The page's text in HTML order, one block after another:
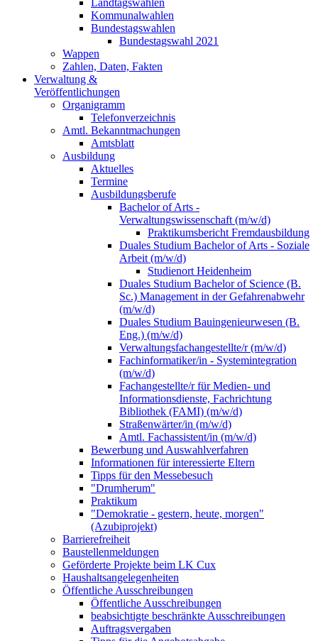
Landtagswahlen
Kommunalwahlen
Bundestagswahlen
Bundestagswahl 2021
Wappen
Zahlen, Daten, Fakten
Verwaltung &
Veröffentlichungen
Organigramm
Telefonverzeichnis
Amtl. Bekanntmachungen
Amtsblatt
Ausbildung
Aktuelles
Termine
Ausbildungsberufe
Bachelor of Arts -
Verwaltungswissenschaft (m/w/d)
Praktikumsbericht Fremdausbildung
Duales Studium Bachelor of Arts - Soziale
Arbeit (m/w/d)
Studienort Heidenheim
Duales Studium Bachelor of Science (B.
Sc.) Management in der Gefahrenabwehr
(m/w/d)
Duales Studium Bauingenieurwesen (B.
Eng.) (m/w/d)
Verwaltungsfachangestellte/r (m/w/d)
Fachinformatiker/in - Systemintegration
(m/w/d)
Fachangestellte/r für Medien- und
Informationsdienste, Fachrichtung
Bibliothek (FAMI) (m/w/d)
Straßenwärter/in (m/w/d)
Amtl. Fachassistent/in (m/w/d)
Bewerbung und Auswahlverfahren
Informationen für interessierte Eltern
Tipps für den Messebesuch
"Drumherum"
Praktikum
"Demokratie - gestern, heute, morgen"
(Azubiprojekt)
Barrierefreiheit
Baustellenmeldungen
Geförderte Projekte beim LK Cux
Haushaltsangelegenheiten
Öffentliche Ausschreibungen
Öffentliche Ausschreibungen
beabsichtigte beschränkte Ausschreibungen
Auftragsvergaben